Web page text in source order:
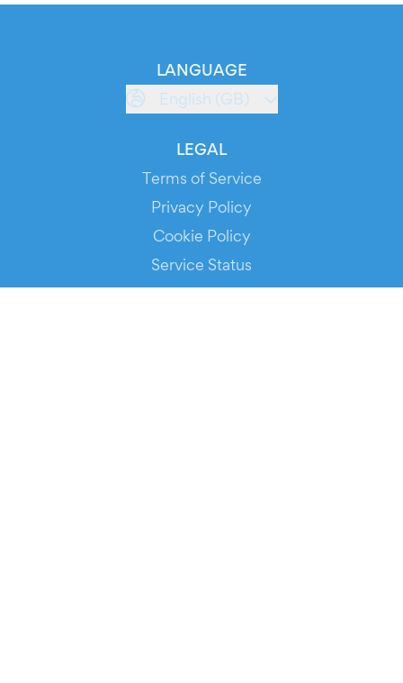
LANGUAGE
English (GB)
LEGAL
Terms of Service
Privacy Policy
Cookie Policy
Service Status